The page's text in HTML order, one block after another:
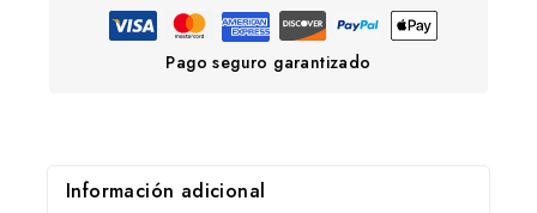
Pago seguro garantizado
Información adicional